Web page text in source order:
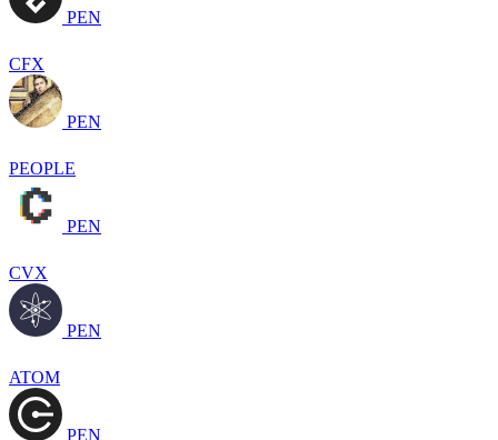
PEN
CFX
PEN
PEOPLE
PEN
CVX
PEN
ATOM
PEN